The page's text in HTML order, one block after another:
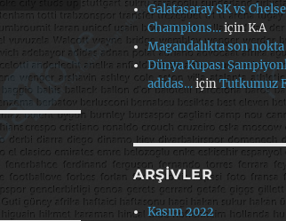
Galatasaray SK vs
Champions…içinK.A
Magandalıkta son nokta
Dünya Kupası
adidas…içinTutkumuz
ARŞIVLER
Kasım 2022